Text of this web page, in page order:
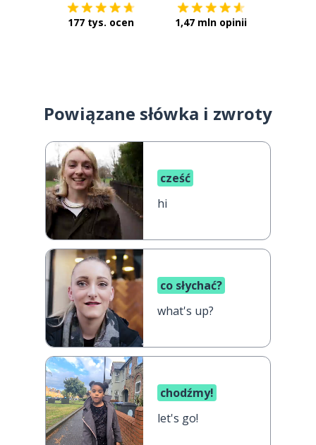
177 tys. ocen 1,47 mln opinii
Powiązane słówka i zwroty
cześć
hi
co słychać?
what's up?
chodźmy!
let's go!